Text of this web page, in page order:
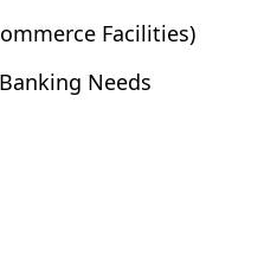
Facilities)
Needs